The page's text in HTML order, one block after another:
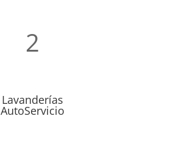
2
Lavanderías
AutoServicio